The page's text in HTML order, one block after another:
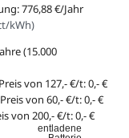
776,88 €/Jahr
kWh)
(15.000
von 127,- €/t: 0,- €
von 60,- €/t: 0,- €
von 200,- €/t: 0,- €
entladene